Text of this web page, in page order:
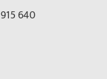
640